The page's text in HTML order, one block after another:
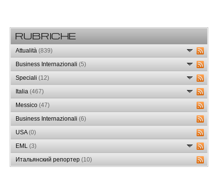
RUBRICHE
Attualità (839)
Business Internazionali (5)
Speciali (12)
Italia (467)
Messico (47)
Business Internazionali (6)
USA(0)
EML (3)
Итальянский репортер (10)